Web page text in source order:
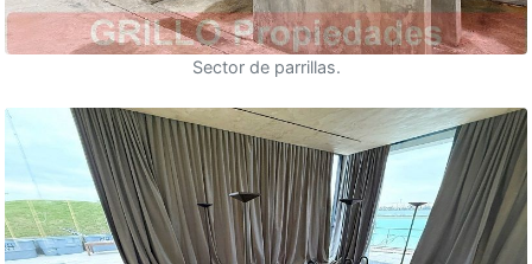
Sector de parrillas.